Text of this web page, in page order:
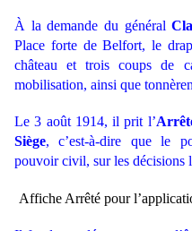
À la demande du général
Place forte de Belfort, le
château et trois coups de
mobilisation, ainsi que
Le 3 août 1914, il prit l’
Siège, c’est-à-dire que le
pouvoir civil, sur les décisions
Affiche Arrêté pour